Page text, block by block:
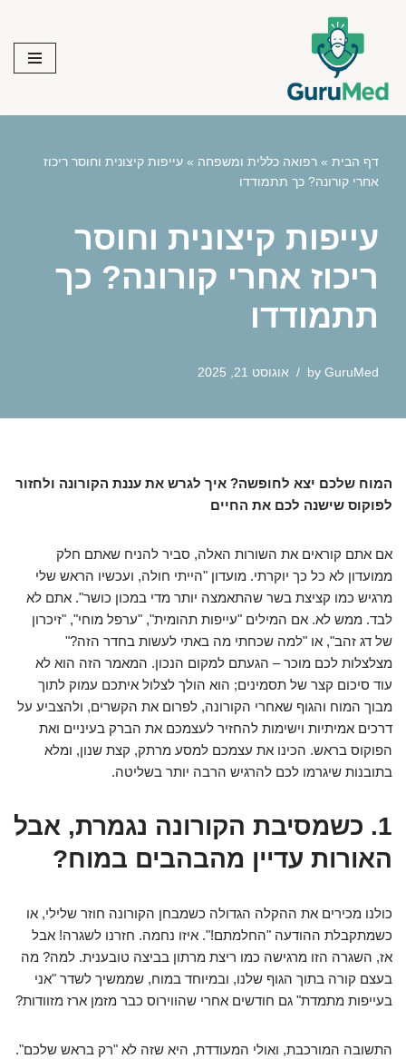
content
דף הבית » רפואה כללית ומשפחה » עייפות קיצונית וחוסר ריכוז
אחרי קורונה? כך תתמודדו
עייפות קיצונית וחוסר
ריכוז אחרי קורונה? כך
תתמודדו
by GuruMed אוגוסט 21, 2025
המוח שלכם יצא לחופשה? איך לגרש את עננת הקורונה ולחזור
לפוקוס שישנה לכם את החיים
אם אתם קוראים את השורות האלה, סביר להניח שאתם חלק
ממועדון לא כל כך יוקרתי. מועדון "הייתי חולה, ועכשיו הראש שלי
מרגיש כמו קציצת בשר שהתאמצה יותר מדי במכון כושר". אתם לא
לבד. ממש לא. אם המילים "עייפות תהומית", "ערפל מוחי", "זיכרון
של דג זהב", או "למה שכחתי מה באתי לעשות בחדר הזה?"
מצלצלות לכם מוכר – הגעתם למקום הנכון. המאמר הזה הוא לא
עוד סיכום קצר של תסמינים; הוא הולך לצלול איתכם עמוק לתוך
מבוך המוח והגוף שאחרי הקורונה, לפרום את הקשרים, ולהצביע על
דרכים אמיתיות וישימות להחזיר לעצמכם את הברק בעיניים ואת
הפוקוס בראש. הכינו את עצמכם למסע מרתק, קצת שנון, ומלא
בתובנות שיגרמו לכם להרגיש הרבה יותר בשליטה.
1. כשמסיבת הקורונה נגמרת, אבל
האורות עדיין מהבהבים במוח?
כולנו מכירים את ההקלה הגדולה כשמבחן הקורונה חוזר שלילי, או
כשמתקבלת ההודעה "החלמתם!". איזו נחמה. חזרנו לשגרה! אבל
אז, השגרה הזו מרגישה כמו ריצת מרתון בביצה טובענית. למה? מה
בעצם קורה בתוך הגוף שלנו, ובמיוחד במוח, שממשיך לשדר "אני
בעייפות מתמדת" גם חודשים אחרי שהווירוס כבר מזמן ארז מזוודות?
התשובה המורכבת, ואולי המעודדת, היא שזה לא "רק בראש שלכם".